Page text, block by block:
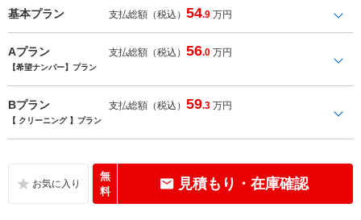
基本プラン 支払総額（税込）54.9 万円
Aプラン 支払総額（税込）56.0 万円
【希望ナンバー】プラン
Bプラン 支払総額（税込）59.3 万円
【 クリーニング 】プラン
無
料
見積もり・在庫確認